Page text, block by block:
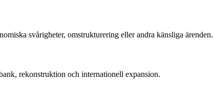
svårigheter, omstrukturering eller andra känsliga ärenden.
rekonstruktion och internationell expansion.